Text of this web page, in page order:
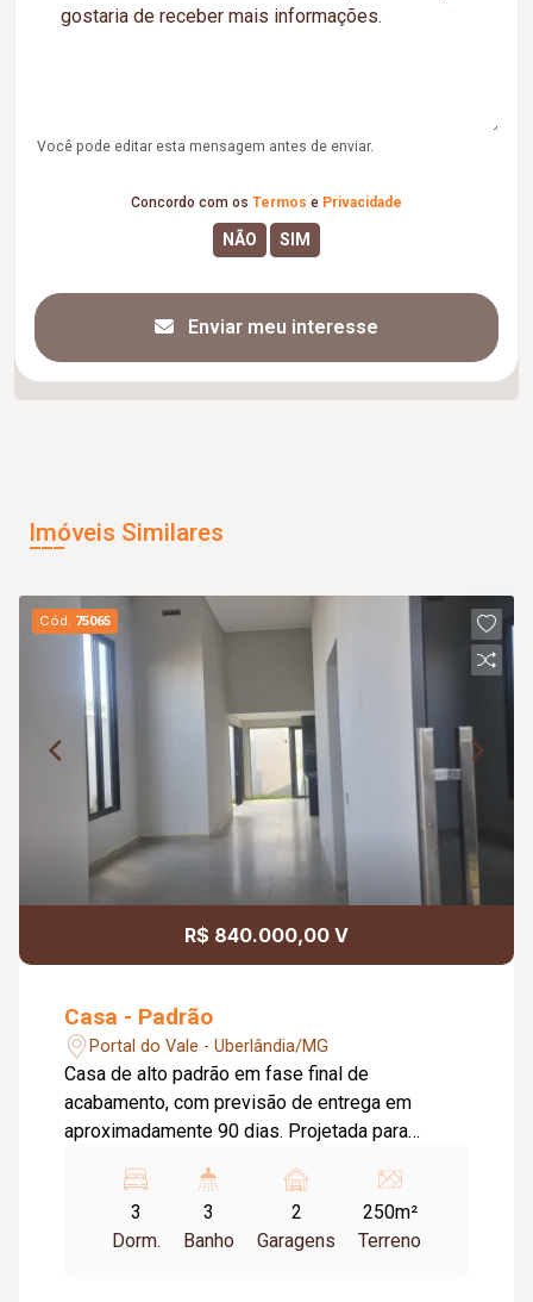
Você pode editar esta mensagem antes de enviar.
Concordo com os Termos e Privacidade
Enviar meu interesse
Imóveis Similares
Cód. 75065
R$ 840.000,00 V
Casa - Padrão
Portal do Vale - Uberlândia/MG
Casa de alto padrão em fase final de
acabamento, com previsão de entrega em
aproximadamente 90 dias. Projetada para
amplos, com a possibilidade de personalização
dos acabamentos durante a construção. O
imóvel conta com: 03 quartos, sendo 01 suíte
3
Dorm.
3
Banho
2
Garagens
250m²
Terreno